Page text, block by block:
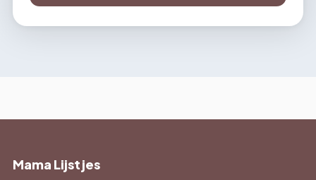
Mama Lijstjes